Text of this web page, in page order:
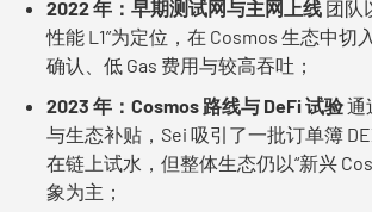
2022 年：早期测试网与主网上线 团队
性能 L1”为定位，在 Cosmos 生态中切
确认、低 Gas 费用与较高吞吐；
2023 年：Cosmos 路线与 DeFi 试验通
与生态补贴，Sei 吸引了一批订单簿
在链上试水，但整体生态仍以“新兴
象为主；